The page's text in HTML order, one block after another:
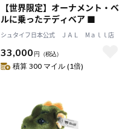
【世界限定】オーナメント・ベ
ルに乗ったテディベア ■
シュタイフ日本公式 ＪＡＬ Mａｌｌ店
33,000 円 （税込）
積算 300 マイル (1倍)